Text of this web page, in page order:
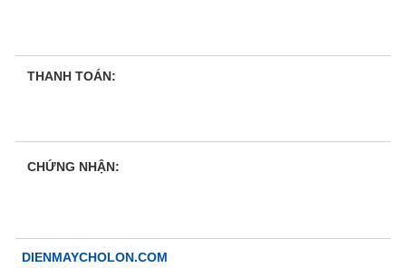
THANH TOÁN:
CHỨNG NHẬN:
DIENMAYCHOLON.COM